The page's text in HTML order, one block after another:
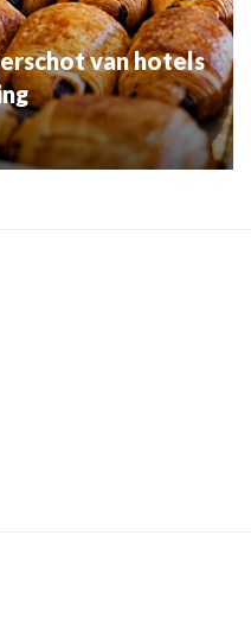
van hotels